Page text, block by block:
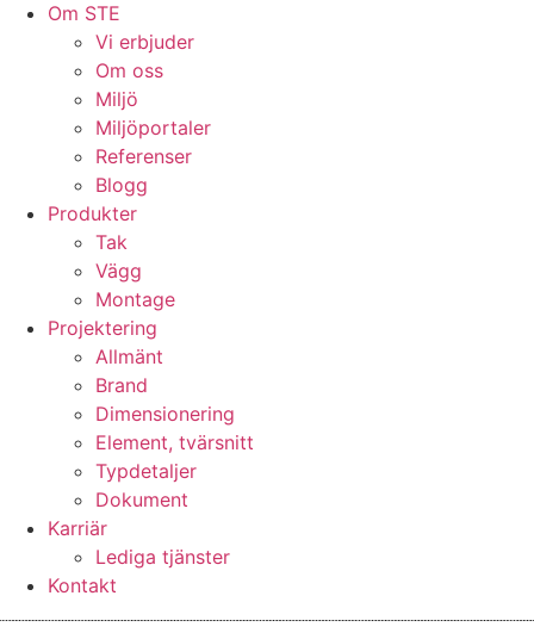
Om STE
Vi erbjuder
Om oss
Miljö
Miljöportaler
Referenser
Blogg
Produkter
Tak
Vägg
Montage
Projektering
Allmänt
Brand
Dimensionering
Element, tvärsnitt
Typdetaljer
Dokument
Karriär
Lediga tjänster
Kontakt